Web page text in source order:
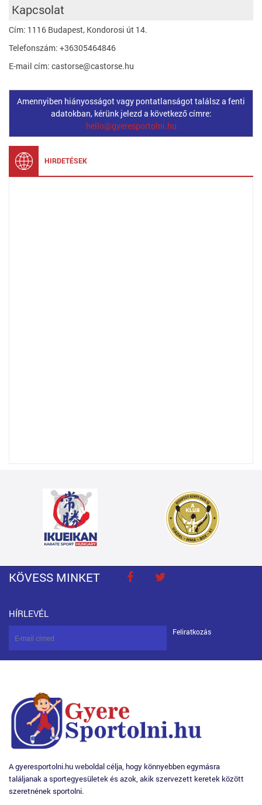
Kapcsolat
Cím: 1116 Budapest, Kondorosi út 14.
Telefonszám: +36305464846
E-mail cím: castorse@castorse.hu
Amennyiben hiányosságot vagy pontatlanságot találsz a fenti
adatokban, kérünk jelezd a következő címre:
hello@gyeresportolni.hu
HIRDETÉSEK
KÖVESS MINKET
HÍRLEVÉL
Feliratkozás
A gyeresportolni.hu weboldal célja, hogy könnyebben egymásra
találjanak a sportegyesületek és azok, akik szervezett keretek között
szeretnének sportolni.